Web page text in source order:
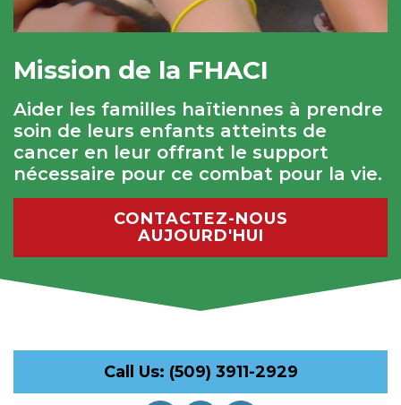
Mission de la FHACI
Aider les familles haïtiennes à prendre
soin de leurs enfants atteints de
cancer en leur offrant le support
nécessaire pour ce combat pour la vie.
CONTACTEZ-NOUS
AUJOURD'HUI
Call Us: (509) 3911-2929